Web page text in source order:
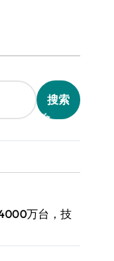
搜索
万台，技